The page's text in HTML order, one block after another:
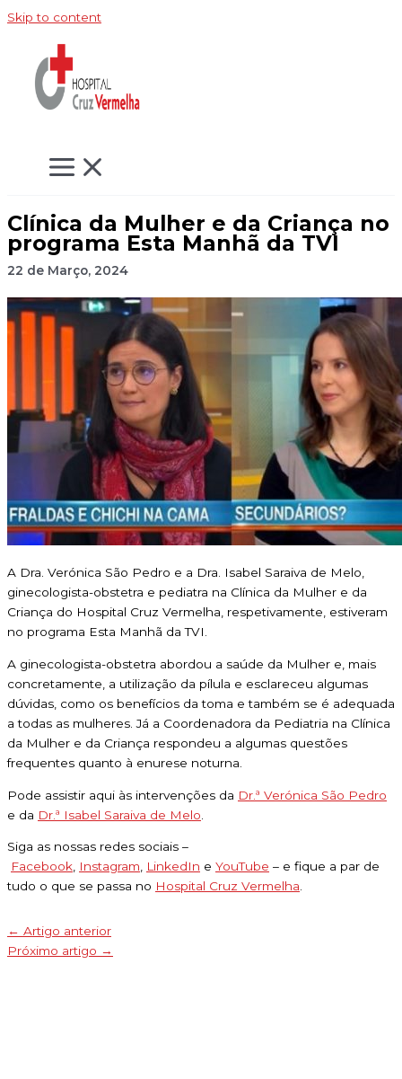
Skip to content
Clínica da Mulher e da Criança no
programa Esta Manhã da TVI
22 de Março, 2024
A Dra. Verónica São Pedro e a Dra. Isabel Saraiva de Melo,
ginecologista-obstetra e pediatra na Clínica da Mulher e da
Criança do Hospital Cruz Vermelha, respetivamente, estiveram
no programa Esta Manhã da TVI.
A ginecologista-obstetra abordou a saúde da Mulher e, mais
concretamente, a utilização da pílula e esclareceu algumas
dúvidas, como os benefícios da toma e também se é adequada
a todas as mulheres. Já a Coordenadora da Pediatria na Clínica
da Mulher e da Criança respondeu a algumas questões
frequentes quanto à enurese noturna.
Pode assistir aqui às intervenções da Dr.ª Verónica São Pedro
e da Dr.ª Isabel Saraiva de Melo
Siga as nossas redes sociais –
Facebook, Instagram, LinkedIn e YouTube – e fique a par de
tudo o que se passa no Hospital Cruz Vermelha.
← Artigo anterior
Próximo artigo →